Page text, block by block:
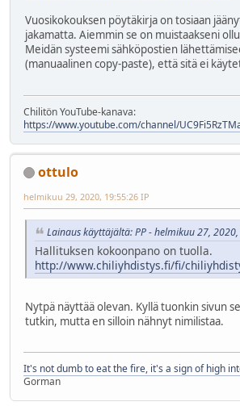
Vuosikokouksen pöytäkirja on tosiaan
jakamatta. Aiemmin se on muistaakseni
Meidän systeemi sähköpostien
(manuaalinen copy-paste), että sitä ei
Chilitön YouTube-kanava:
https://www.youtube.com/channel/
ottulo
helmikuu 29, 2020, 19:55:26 IP
Lainaus käyttäjältä: PP - helmikuu 27,
Hallituksen kokoonpano on tuolla.
http://www.chiliyhdistys.fi/fi/
Nytpä näyttää olevan. Kyllä tuonkin sivun
tutkin, mutta en silloin nähnyt nimilistaa.
It's not dumb to eat the fire, it's a sign of high
Gorman